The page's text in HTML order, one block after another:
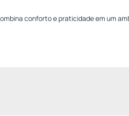
conforto e praticidade em um